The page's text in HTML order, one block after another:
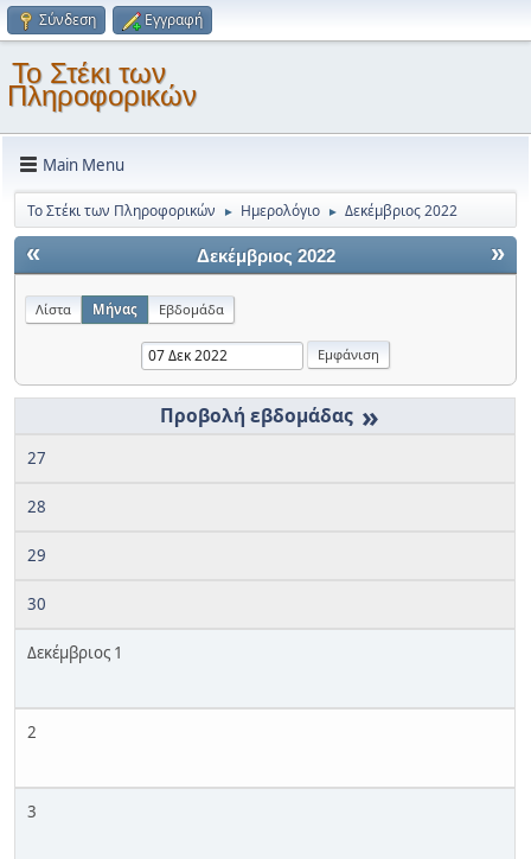
Σύνδεση Εγγραφή
Το Στέκι των
Πληροφορικών
Main Menu
Το Στέκι των Πληροφορικών ► Ημερολόγιο ► Δεκέμβριος 2022
« »
Δεκέμβριος 2022
Λίστα Μήνας Εβδομάδα
»
27
28
29
30
Δεκέμβριος 1
2
3